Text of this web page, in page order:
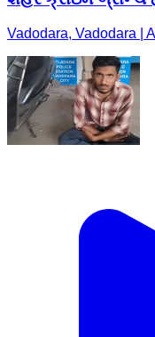
Vadodara, Vadodara |